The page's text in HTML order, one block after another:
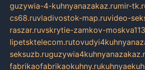
guzywia-4-kuhnyanazakaz.rumir-
cs68.ruvladivostok-map.ruvideo-
raszar.ruvskrytie-zamkov-
lipetsktelecom.ru
seksuzb.ru
fabrikaofabrikaokuhny.ru